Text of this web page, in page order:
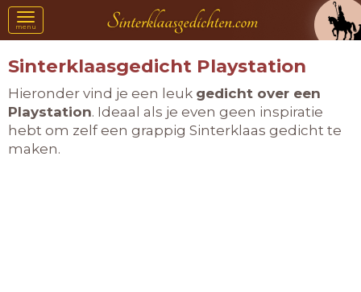
Toggle
navigation
menu
Sinterklaasgedicht Playstation
Hieronder vind je een leuk gedicht over een
Playstation. Ideaal als je even geen inspiratie
hebt om zelf een grappig Sinterklaas gedicht te
maken.